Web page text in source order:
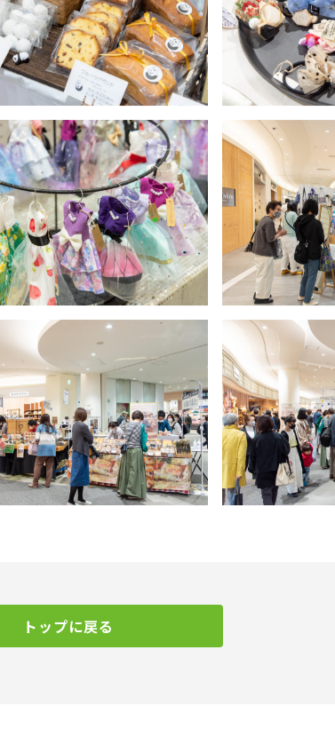
トップに戻る